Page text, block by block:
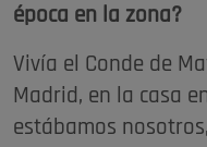
época en la zona?
Vivía el Conde de
Madrid, en la casa
estábamos